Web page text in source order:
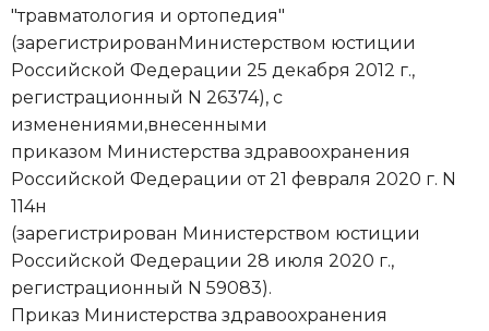
"травматология и ортопедия"
(зарегистрированМинистерством юстиции
Российской Федерации 25 декабря 2012 г.,
регистрационный N 26374), с
изменениями,внесенными
приказом Министерства здравоохранения
Российской Федерации от 21 февраля 2020 г. N
114н
(зарегистрирован Министерством юстиции
Российской Федерации 28 июля 2020 г.,
регистрационный N 59083).
Приказ Министерства здравоохранения